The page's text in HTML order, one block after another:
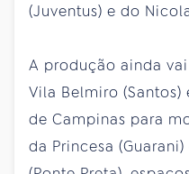
(Juventus) e do
A produção ainda
Vila Belmiro
de Campinas para
da Princesa